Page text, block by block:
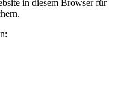
in diesem Browser für